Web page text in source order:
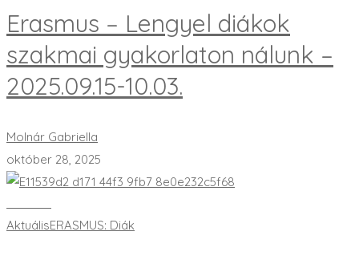
Erasmus – Lengyel diákok
szakmai gyakorlaton nálunk –
2025.09.15-10.03.
Molnár Gabriella
október 28, 2025
AktuálisERASMUS: Diák